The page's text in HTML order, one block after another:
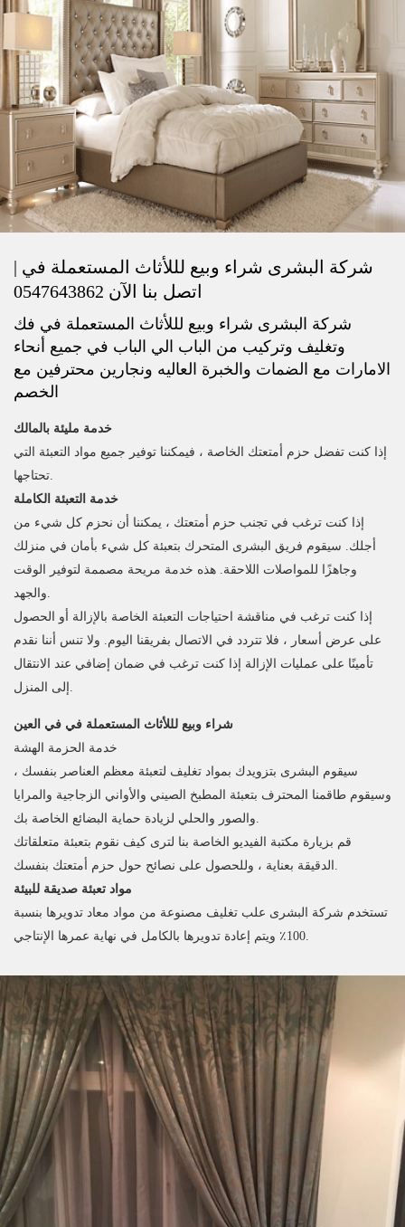
شركة البشرى شراء وبيع لللأثاث المستعملة في |
اتصل بنا الآن 0547643862
شركة البشرى شراء وبيع لللأثاث المستعملة في فك
وتغليف وتركيب من الباب الي الباب في جميع أنحاء
الامارات مع الضمات والخبرة العاليه ونجارين محترفين مع
الخصم
خدمة مليئة بالمالك
إذا كنت تفضل حزم أمتعتك الخاصة ، فيمكننا توفير جميع مواد التعبئة التي
خدمة التعبئة الكاملة
إذا كنت ترغب في تجنب حزم أمتعتك ، يمكننا أن نحزم كل شيء من
أجلك. سيقوم فريق البشرى المتحرك بتعبئة كل شيء بأمان في منزلك
وجاهزًا للمواصلات اللاحقة. هذه خدمة مريحة مصممة لتوفير الوقت
إذا كنت ترغب في مناقشة احتياجات التعبئة الخاصة بالإزالة أو الحصول
على عرض أسعار ، فلا تتردد في الاتصال بفريقنا اليوم. ولا تنس أننا نقدم
تأمينًا على عمليات الإزالة إذا كنت ترغب في ضمان إضافي عند الانتقال
شراء وبيع لللأثاث المستعملة في في العين
خدمة الحزمة الهشة
سيقوم البشرى بتزويدك بمواد تغليف لتعبئة معظم العناصر بنفسك ،
وسيقوم طاقمنا المحترف بتعبئة المطبخ الصيني والأواني الزجاجية والمرايا
قم بزيارة مكتبة الفيديو الخاصة بنا لترى كيف نقوم بتعبئة متعلقاتك
مواد تعبئة صديقة للبيئة
تستخدم شركة البشرى علب تغليف مصنوعة من مواد معاد تدويرها بنسبة